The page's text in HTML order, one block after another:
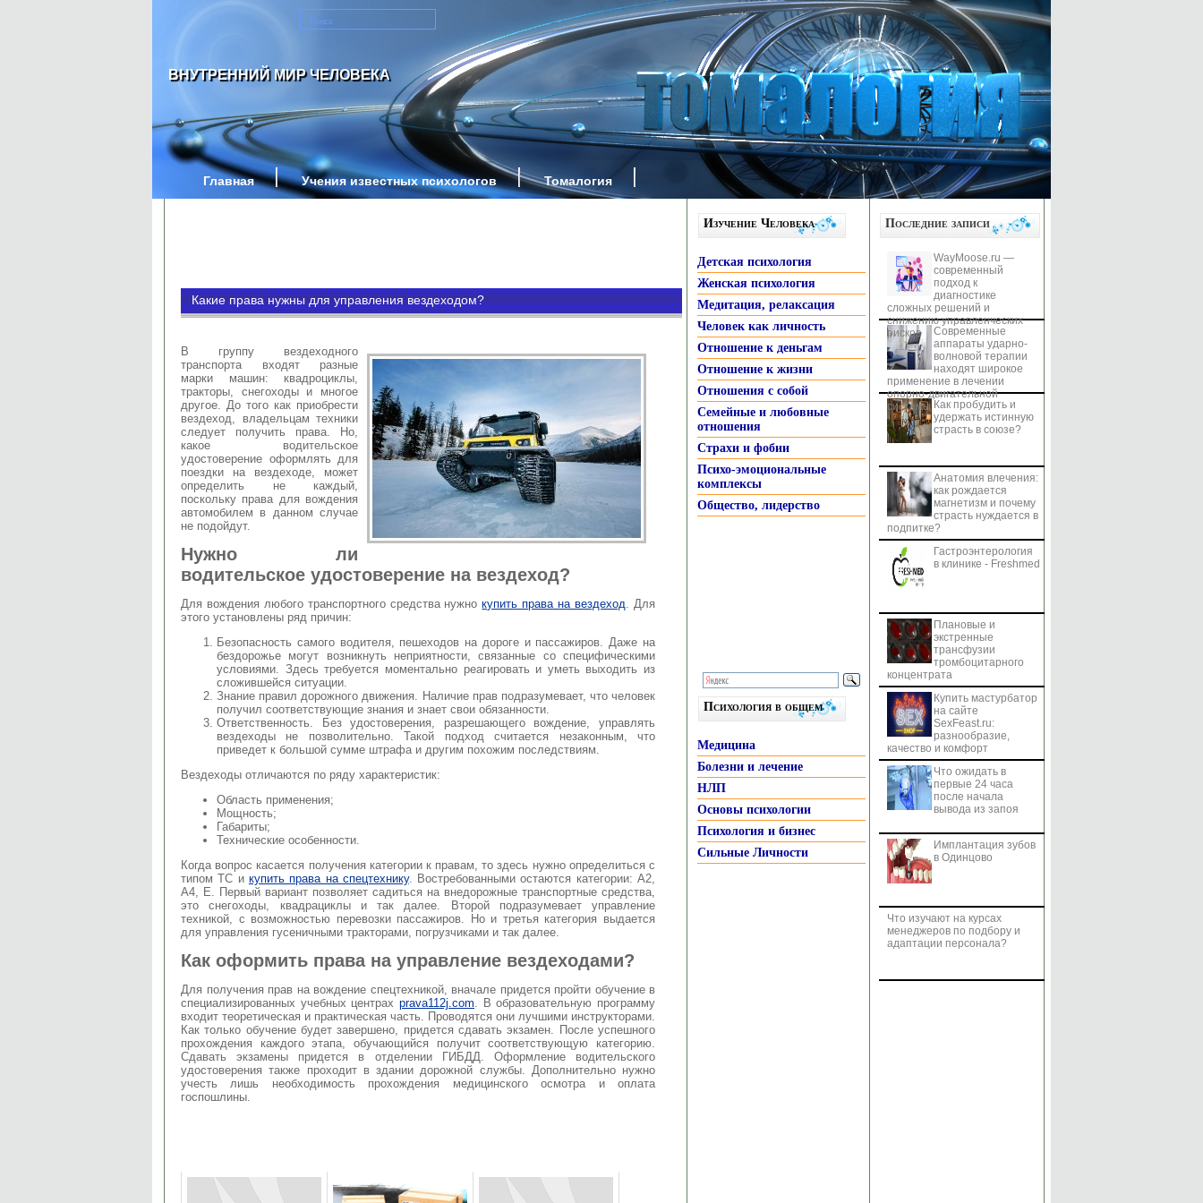
ВНУТРЕННИЙ МИР ЧЕЛОВЕКА
Главная Учения известных психологов Томалогия
Какие права нужны для управления вездеходом?
В группу вездеходного
транспорта входят разные
марки машин: квадроциклы,
тракторы, снегоходы и многое
другое. До того как приобрести
вездеход, владельцам техники
следует получить права. Но,
какое водительское
удостоверение оформлять для
поездки на вездеходе, может
определить не каждый,
поскольку права для вождения
автомобилем в данном случае
не подойдут.
Нужно ли
водительское удостоверение на вездеход?
Для вождения любого транспортного средства нужнокупить права на вездеход . Для
этого установлены ряд причин:
Безопасность самого водителя, пешеходов на дороге и пассажиров. Даже на
бездорожье могут возникнуть неприятности, связанные со специфическими
условиями. Здесь требуется моментально реагировать и уметь выходить из
сложившейся ситуации.
Знание правил дорожного движения. Наличие прав подразумевает, что человек
получил соответствующие знания и знает свои обязанности.
Ответственность. Без удостоверения, разрешающего вождение, управлять
вездеходы не позволительно. Такой подход считается незаконным, что
приведет к большой сумме штрафа и другим похожим последствиям.
Вездеходы отличаются по ряду характеристик:
Область применения;
Мощность;
Габариты;
Технические особенности.
Когда вопрос касается получения категории к правам, то здесь нужно определиться с
типом ТС и купить права на спецтехнику. Востребованными остаются категории: А2,
А4, Е. Первый вариант позволяет садиться на внедорожные транспортные средства,
это снегоходы, квадрациклы и так далее. Второй подразумевает управление
техникой, с возможностью перевозки пассажиров. Но и третья категория выдается
для управления гусеничными тракторами, погрузчиками и так далее.
Как оформить права на управление вездеходами?
Для получения прав на вождение спецтехникой, вначале придется пройти обучение в
специализированных учебных центрах prava112j.com . В образовательную программу
входит теоретическая и практическая часть. Проводятся они лучшими инструкторами.
Как только обучение будет завершено, придется сдавать экзамен. После успешного
прохождения каждого этапа, обучающийся получит соответствующую категорию.
Сдавать экзамены придется в отделении ГИБДД. Оформление водительского
удостоверения также проходит в здании дорожной службы. Дополнительно нужно
учесть лишь необходимость прохождения медицинского осмотра и оплата
госпошлины.
Изучение Человека
Детская психология
Женская психология
Медитация, релаксация
Человек как личность
Отношение к деньгам
Отношение к жизни
Отношения с собой
Семейные и любовные
отношения
Страхи и фобии
Психо-эмоциональные
комплексы
Общество, лидерство
Психология в общем
Медицина
Болезни и лечение
НЛП
Основы психологии
Психология и бизнес
Сильные Личности
Последние записи
WayMoose.ru —
современный
подход к
диагностике
сложных решений и
снижению управленческих
рисков
Современные
аппараты ударно-
волновой терапии
находят широкое
применение в лечении
опорно-двигательной
системы Как пробудить и
удержать истинную
страсть в союзе?
Анатомия влечения:
как рождается
магнетизм и почему
страсть нуждается в
подпитке?
Гастроэнтерология
в клинике - Freshmed
Плановые и
экстренные
трансфузии
тромбоцитарного
концентрата
Купить мастурбатор
на сайте
SexFeast.ru:
разнообразие,
качество и комфорт
Что ожидать в
первые 24 часа
после начала
вывода из запоя
Имплантация зубов
в Одинцово
Что изучают на курсах
менеджеров по подбору и
адаптации персонала?